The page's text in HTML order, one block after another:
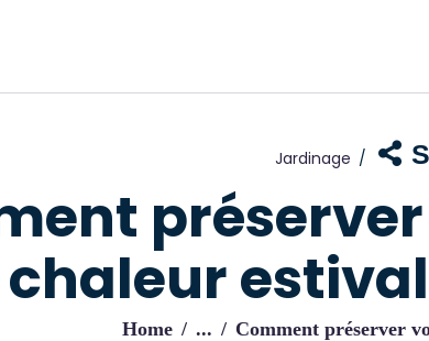
Jardinage
chaleur
Home ... Comment préserver
IJENI